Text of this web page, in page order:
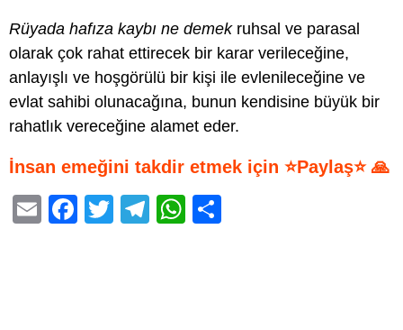
Rüyada hafıza kaybı ne demekruhsal ve parasal
olarak çok rahat ettirecek bir karar verileceğine,
anlayışlı ve hoşgörülü bir kişi ile evlenileceğine ve
evlat sahibi olunacağına, bunun kendisine büyük bir
rahatlık vereceğine alamet eder.
İnsan emeğini takdir etmek için ⭐Paylaş⭐ 🙏
E
F
T
T
W